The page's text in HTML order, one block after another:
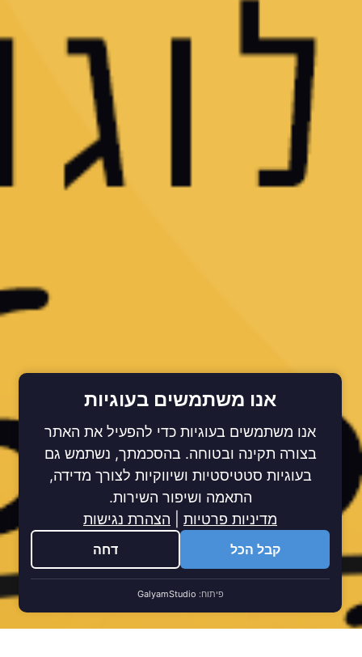
אנו משתמשים בעוגיות
אנו משתמשים בעוגיות כדי להפעיל את האתר
בצורה תקינה ובטוחה. בהסכמתך, נשתמש גם
בעוגיות סטטיסטיות ושיווקיות לצורך מדידה,
התאמה ושיפור השירות.
מדיניות פרטיות| הצהרת נגישות
קבל הכל דחה
פיתוח:GalyamStudio